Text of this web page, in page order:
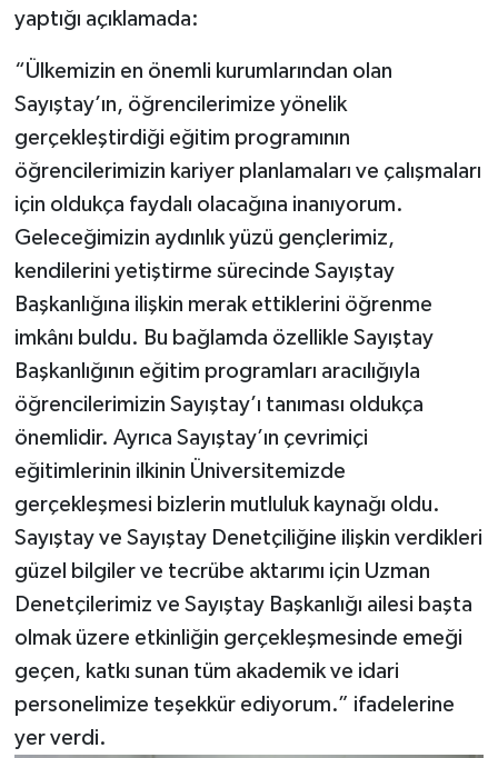
yaptığı açıklamada:
“Ülkemizin en önemli kurumlarından olan
Sayıştay’ın, öğrencilerimize yönelik
gerçekleştirdiği eğitim programının
öğrencilerimizin kariyer planlamaları ve çalışmaları
için oldukça faydalı olacağına inanıyorum.
Geleceğimizin aydınlık yüzü gençlerimiz,
kendilerini yetiştirme sürecinde Sayıştay
Başkanlığına ilişkin merak ettiklerini öğrenme
imkânı buldu. Bu bağlamda özellikle Sayıştay
Başkanlığının eğitim programları aracılığıyla
öğrencilerimizin Sayıştay’ı tanıması oldukça
önemlidir. Ayrıca Sayıştay’ın çevrimiçi
eğitimlerinin ilkinin Üniversitemizde
gerçekleşmesi bizlerin mutluluk kaynağı oldu.
Sayıştay ve Sayıştay Denetçiliğine ilişkin verdikleri
güzel bilgiler ve tecrübe aktarımı için Uzman
Denetçilerimiz ve Sayıştay Başkanlığı ailesi başta
olmak üzere etkinliğin gerçekleşmesinde emeği
geçen, katkı sunan tüm akademik ve idari
personelimize teşekkür ediyorum.” ifadelerine
yer verdi.